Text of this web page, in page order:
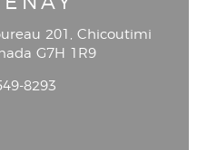
201 , Chicoutimi
G7H 1R9
8293